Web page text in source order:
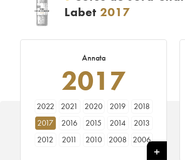
Labet 2017
Annata
2017
2022 2021 2020 2019
2018
2017
2016 2015 2014
2013
2012
2011 2010 2008
2006